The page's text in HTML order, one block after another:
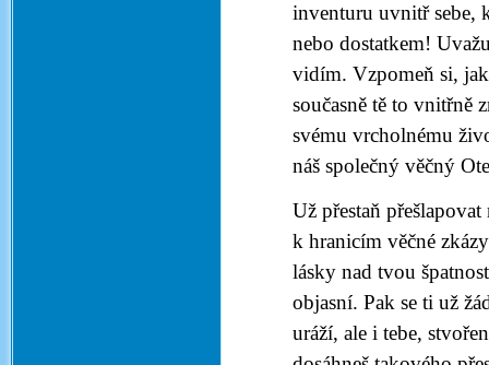
inventuru uvnitř sebe,
nebo dostatkem!
vidím. Vzpomeň si,
současně tě to vnitřně
svému vrcholnému
náš společný věčný
Už přestaň
k hranicím věčné
lásky nad tvou
objasní. Pak se ti už
uráží, ale i tebe,